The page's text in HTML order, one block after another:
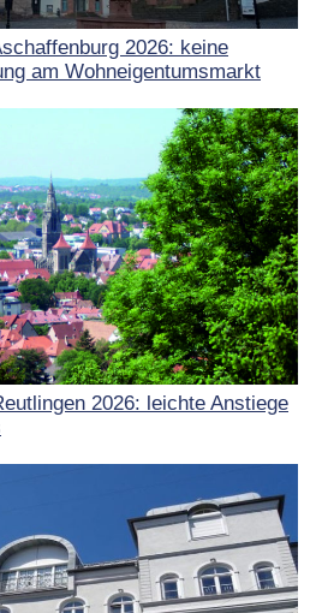
2026: keine
am Wohneigentumsmarkt
2026: leichte Anstiege